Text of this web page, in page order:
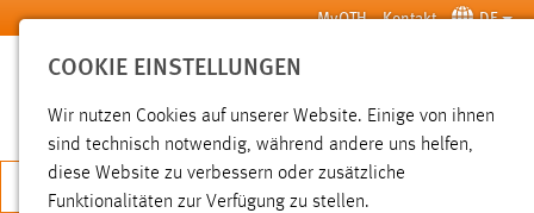
Zum Hauptinhalt springen MyOTH Kontakt DE
SUCHE
JETZT BEWERBEN
COOKIE EINSTELLUNGEN
Wir nutzen Cookies auf unserer Website. Einige von ihnen
sind technisch notwendig, während andere uns helfen,
diese Website zu verbessern oder zusätzliche
Funktionalitäten zur Verfügung zu stellen.